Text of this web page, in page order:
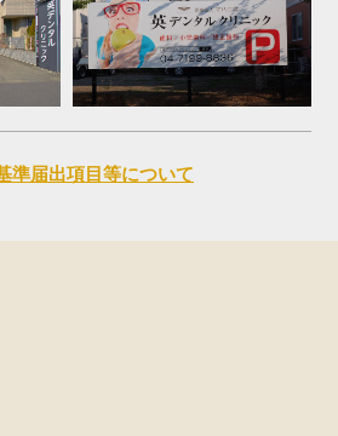
準届出項目等について